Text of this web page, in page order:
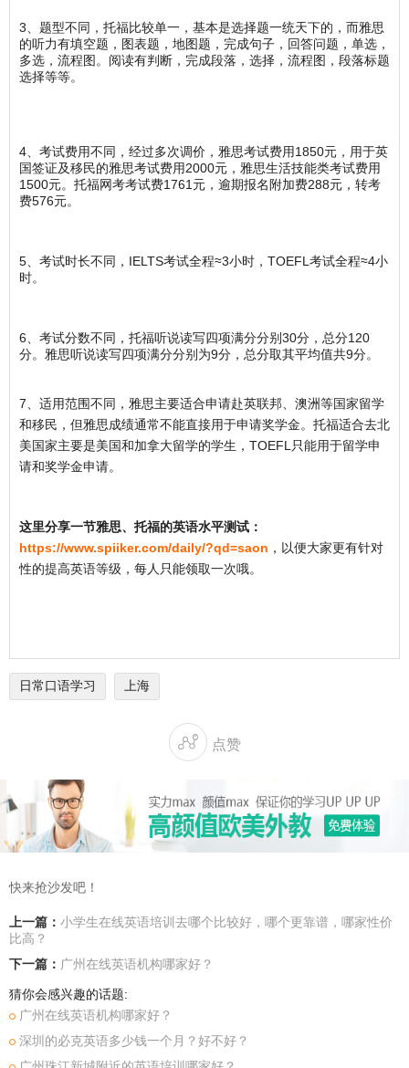
3、题型不同，托福比较单一，基本是选择题一统天下的，而雅思
的听力有填空题，图表题，地图题，完成句子，回答问题，单选，
多选，流程图。阅读有判断，完成段落，选择，流程图，段落标题
选择等等。
4、考试费用不同，经过多次调价，雅思考试费用1850元，用于英
国签证及移民的雅思考试费用2000元，雅思生活技能类考试费用
1500元。托福网考考试费1761元，逾期报名附加费288元，转考
费576元。
5、考试时长不同，IELTS考试全程≈3小时，TOEFL考试全程≈4小
时。
6、考试分数不同，托福听说读写四项满分分别30分，总分120
分。雅思听说读写四项满分分别为9分，总分取其平均值共9分。
7、适用范围不同，雅思主要适合申请赴英联邦、澳洲等国家留学
和移民，但雅思成绩通常不能直接用于申请奖学金。托福适合去北
美国家主要是美国和加拿大留学的学生，TOEFL只能用于留学申
请和奖学金申请。
这里分享一节雅思、托福的英语水平测试：
https://www.spiiker.com/daily/?qd=saon ，以便大家更有针对
性的提高英语等级，每人只能领取一次哦。
日常口语学习 上海
 点赞
快来抢沙发吧！
上一篇： 小学生在线英语培训去哪个比较好，哪个更靠谱，哪家性价
比高？
下一篇： 广州在线英语机构哪家好？
猜你会感兴趣的话题:
广州在线英语机构哪家好？
深圳的必克英语多少钱一个月？好不好？